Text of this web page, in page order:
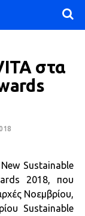
στα
Sustainable
2018, που
Νοεμβρίου,
Sustainable